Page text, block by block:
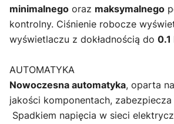
minimalnego oraz maksymalnego
kontrolny. Ciśnienie robocze
wyświetlaczu z dokładnością do 0.1
AUTOMATYKA
Nowoczesna automatyka, oparta
jakości komponentach,
Spadkiem napięcia w sieci